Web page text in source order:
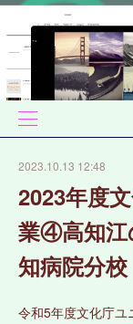
2023.10.13 12:48
2023年度
業④高知江
知病院分校
令和5年度文化庁ユ